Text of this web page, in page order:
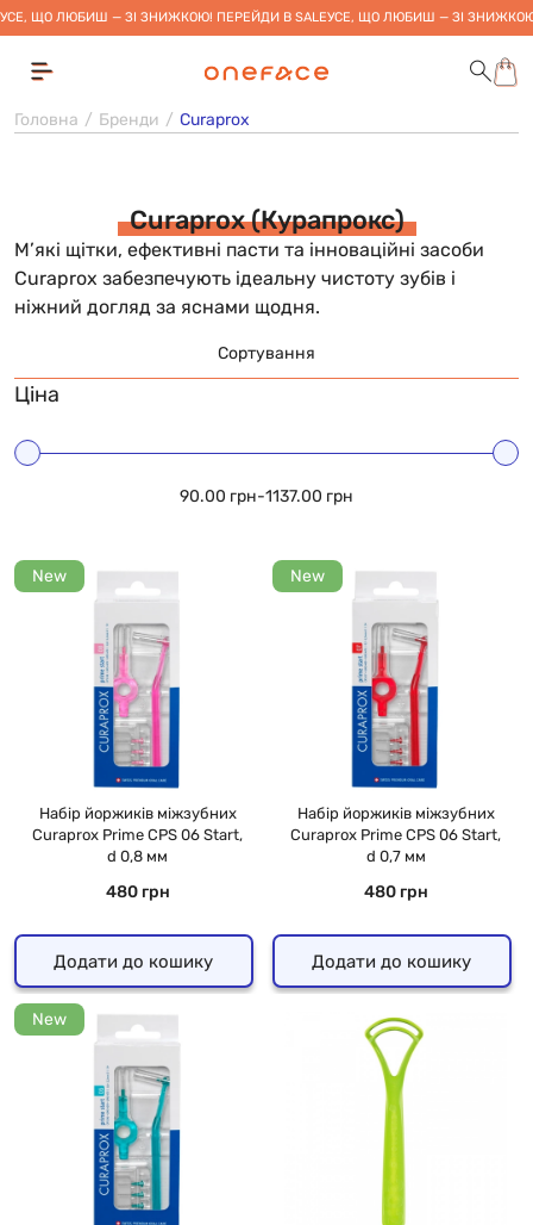
УСЕ, ЩО ЛЮБИШ — ЗІ ЗНИЖКОЮ! ПЕРЕЙДИ В SALEУСЕ, ЩО ЛЮБИШ — ЗІ
Головна Бренди Curaprox
Curaprox (Курапрокс)
М’які щітки, ефективні пасти та інноваційні засоби
Curaprox забезпечують ідеальну чистоту зубів і
ніжний догляд за яснами щодня.
Сортування
Ціна
90.00 грн-1137.00 грн
New
Набір йоржиків міжзубних
Curaprox Prime CPS 06 Start,
d 0,8 мм
480 грн
Додати до кошику
New
Набір йоржиків міжзубних
Curaprox Prime CPS 06 Start,
d 0,7 мм
480 грн
Додати до кошику
New